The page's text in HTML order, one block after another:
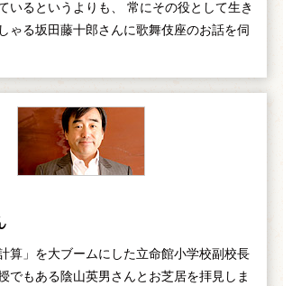
いるというよりも、 常にその役として生き
ゃる坂田藤十郎さんに歌舞伎座のお話を伺
算」を大ブームにした立命館小学校副校長
でもある陰山英男さんとお芝居を拝見しま